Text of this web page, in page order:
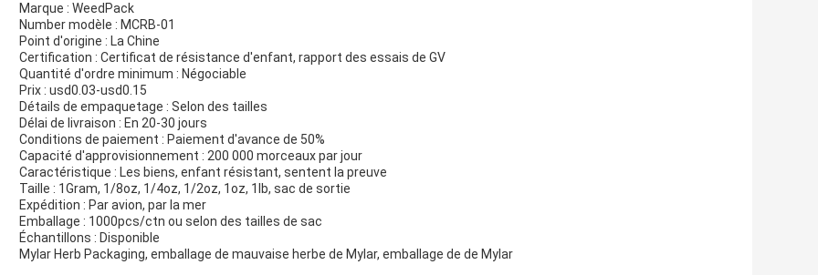
Marque : WeedPack
Number modèle : MCRB-01
Point d'origine : La Chine
Certification : Certificat de résistance d'enfant, rapport des essais de GV
Quantité d'ordre minimum : Négociable
Prix : usd0.03-usd0.15
Détails de empaquetage : Selon des tailles
Délai de livraison : En 20-30 jours
Conditions de paiement : Paiement d'avance de 50%
Capacité d'approvisionnement : 200 000 morceaux par jour
Caractéristique : Les biens, enfant résistant, sentent la preuve
Taille : 1Gram, 1/8oz, 1/4oz, 1/2oz, 1oz, 1lb, sac de sortie
Expédition : Par avion, par la mer
Emballage : 1000pcs/ctn ou selon des tailles de sac
Échantillons : Disponible
Mylar Herb Packaging, emballage de mauvaise herbe de Mylar, emballage de de Mylar